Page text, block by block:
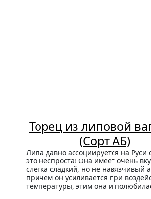
Торец из липовой
(Сорт АБ)
Липа давно ассоциируется на Руси
это неспроста! Она имеет очень
слегка сладкий, но не навязчивый
причем он усиливается при
температуры, этим она и